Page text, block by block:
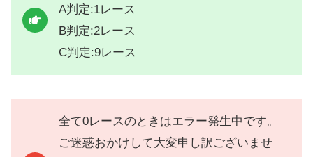
A判定:1レース
B判定:2レース
C判定:9レース
全て0レースのときはエラー発生中です。
ご迷惑おかけして大変申し訳ございませ